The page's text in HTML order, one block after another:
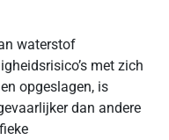
waterstof
met zich
opgeslagen, is
dan andere